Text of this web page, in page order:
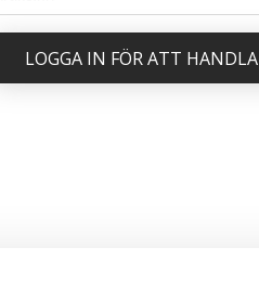
LOGGA IN FÖR ATT HANDLA